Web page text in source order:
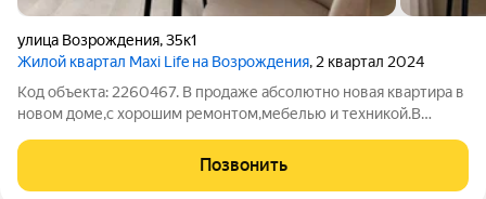
улица Возрождения,35к1
Жилой квартал Maxi Life на Возрождения, 2 квартал 2024
Код объекта: 2260467. В продаже абсолютно новая квартира в
новом доме,с хорошим ремонтом,мебелью и техникой.В
уютная.Очень развитый и спокойый район.Вся инфраструктура
в шаговой доступности.Можно
Позвонить